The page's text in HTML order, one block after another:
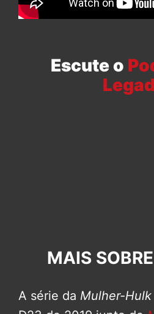
Escute o
MAIS
A série da Mulher-Hulk